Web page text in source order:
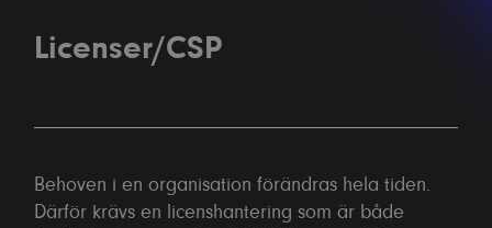
Licenser/CSP
Behoven i en organisation förändras hela tiden.
Därför krävs en licenshantering som är både